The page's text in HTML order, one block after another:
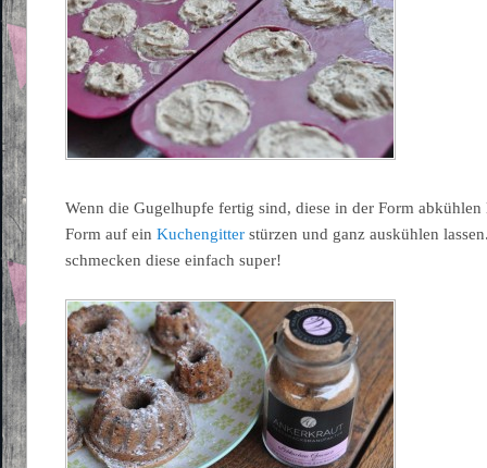
Wenn die Gugelhupfe fertig sind, diese in der Form abkühlen
Form auf einKuchengitter stürzen und ganz auskühlen
schmecken diese einfach super!